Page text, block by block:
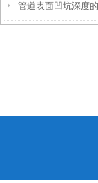
参数！
管道表面凹坑深度